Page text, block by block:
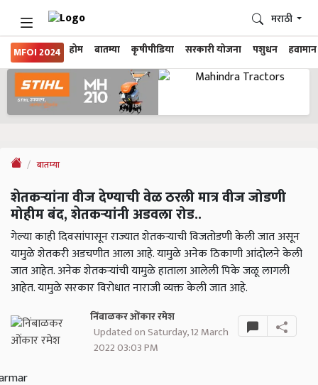
MFOI 2024 होम बातम्या कृषीपीडिया सरकारी योजना पशुधन हवामान
मराठी
बातम्या
शेतकऱ्यांना वीज देण्याची वेळ ठरली मात्र वीज जोडणी
मोहीम बंद, शेतकऱ्यांनी अडवला रोड..
गेल्या काही दिवसांपासून राज्यात शेतकऱ्याची विजतोडणी केली जात असून
यामुळे शेतकरी अडचणीत आला आहे. यामुळे अनेक ठिकाणी आंदोलने केली
जात आहेत. अनेक शेतकऱ्यांची यामुळे हाताला आलेली पिके जळू लागली
आहेत. यामुळे सरकार विरोधात नाराजी व्यक्त केली जात आहे.
निंबाळकर ओंकार रमेश
Updated on Saturday, 12 March
2022 03:03 PM